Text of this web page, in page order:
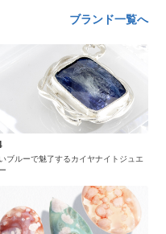
ブランド一覧へ
ブルーで魅了するカイヤナイトジュエ